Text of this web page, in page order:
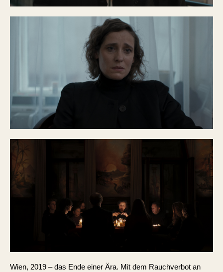
Wien, 2019 – das Ende einer Ära. Mit dem Rauchverbot an